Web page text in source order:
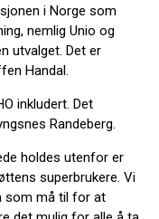
i Norge som
nemlig Unio og
utvalget. Det er
Handal.
inkludert. Det
Randeberg.
holdes utenfor er
superbrukere. Vi
som må til for at